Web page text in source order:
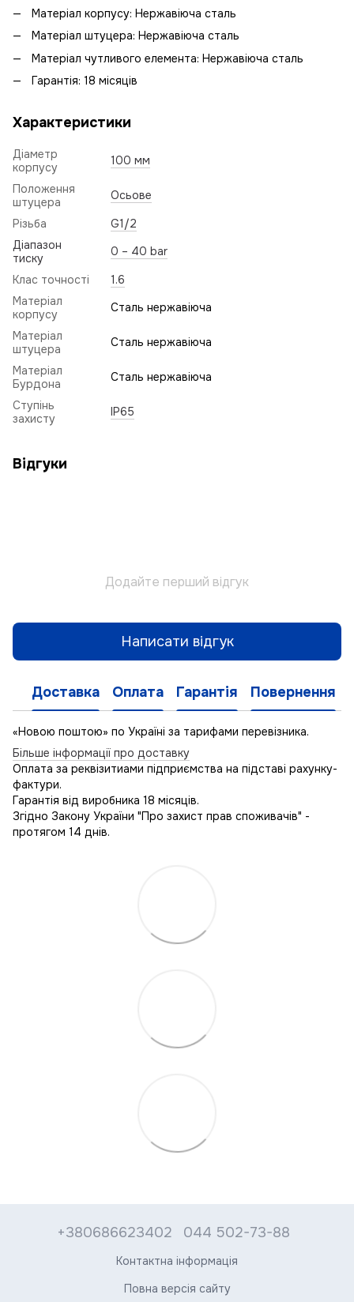
Матеріал корпусу: Нержавіюча сталь
Матеріал штуцера: Нержавіюча сталь
Матеріал чутливого елемента: Нержавіюча сталь
Гарантія: 18 місяців
Характеристики
Діаметр
корпусу
100 мм
Положення
штуцера
Осьове
Різьба
G1/2
Діапазон
тиску
0 – 40 bar
Клас точності
1.6
Матеріал
корпусу
Сталь нержавіюча
Матеріал
штуцера
Сталь нержавіюча
Матеріал
Бурдона
Сталь нержавіюча
Ступінь
захисту
IP65
Відгуки
Додайте перший відгук
Написати відгук
Доставка Оплата Гарантія Повернення
«Новою поштою» по Україні за тарифами перевізника.
Більше інформації про доставку
Оплата за реквізитиами підприємства на підставі рахунку-
фактури.
Гарантія від виробника 18 місяців.
Згідно Закону України "Про захист прав споживачів" -
протягом 14 днів.
+380686623402 044 502-73-88
Контактна інформація
Повна версія сайту